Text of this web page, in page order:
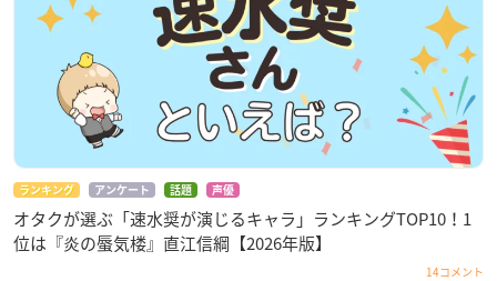
ランキング アンケート 話題 声優
オタクが選ぶ「速水奨が演じるキャラ」ランキングTOP10！1
位は『炎の蜃気楼』直江信綱【2026年版】
14コメント